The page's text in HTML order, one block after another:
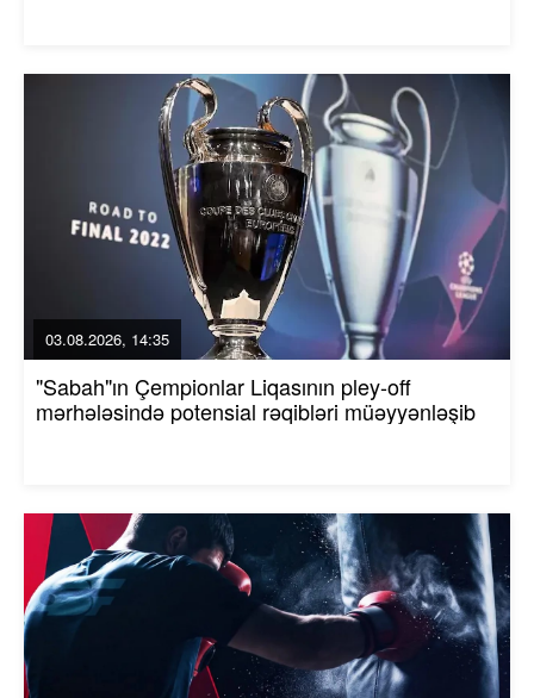
03.08.2026, 14:35
"Sabah"ın Çempionlar Liqasının pley-off
mərhələsində potensial rəqibləri müəyyənləşib